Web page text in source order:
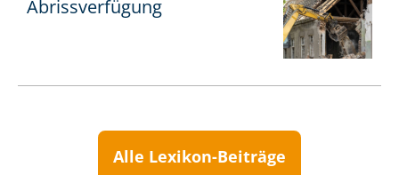
Abrissverfügung
Alle Lexikon-Beiträge